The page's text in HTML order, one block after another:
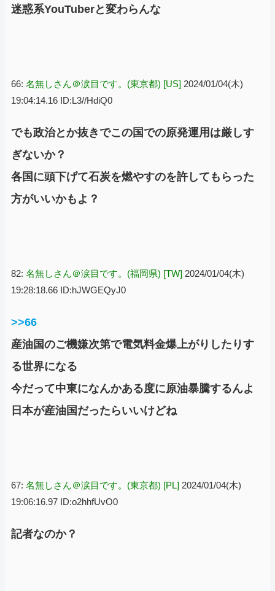
迷惑系YouTuberと変わらんな
66: 名無しさん＠涙目です。(東京都) [US] 2024/01/04(木)
19:04:14.16 ID:L3//HdiQ0
でも政治とか抜きでこの国での原発運用は厳しす
ぎないか？
各国に頭下げて石炭を燃やすのを許してもらった
方がいいかもよ？
82: 名無しさん＠涙目です。(福岡県) [TW] 2024/01/04(木)
19:28:18.66 ID:hJWGEQyJ0
>>66
産油国のご機嫌次第で電気料金爆上がりしたりす
る世界になる
今だって中東になんかある度に原油暴騰するんよ
日本が産油国だったらいいけどね
67: 名無しさん＠涙目です。(東京都) [PL] 2024/01/04(木)
19:06:16.97 ID:o2hhfUvO0
記者なのか？